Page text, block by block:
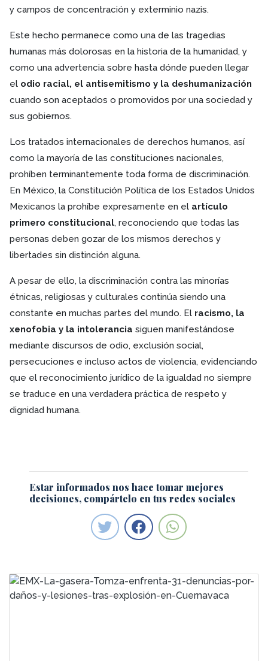
y campos de concentración y exterminio nazis.
Este hecho permanece como una de las tragedias
humanas más dolorosas en la historia de la humanidad, y
como una advertencia sobre hasta dónde pueden llegar
el odio racial, el antisemitismo y la deshumanización
cuando son aceptados o promovidos por una sociedad y
sus gobiernos.
Los tratados internacionales de derechos humanos, así
como la mayoría de las constituciones nacionales,
prohíben terminantemente toda forma de discriminación.
En México, la Constitución Política de los Estados Unidos
Mexicanos la prohíbe expresamente en el artículo
primero constitucional, reconociendo que todas las
personas deben gozar de los mismos derechos y
libertades sin distinción alguna.
A pesar de ello, la discriminación contra las minorías
étnicas, religiosas y culturales continúa siendo una
constante en muchas partes del mundo. El racismo, la
xenofobia y la intolerancia siguen manifestándose
mediante discursos de odio, exclusión social,
persecuciones e incluso actos de violencia, evidenciando
que el reconocimiento jurídico de la igualdad no siempre
se traduce en una verdadera práctica de respeto y
dignidad humana.
Estar informados nos hace tomar mejores
decisiones, compártelo en tus redes sociales